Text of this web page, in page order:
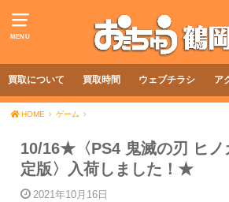
MENU
買取について 買取時間 ウェブチラシ ア
HOME ゲーム
10/16★〈PS4 鬼滅の刃 ヒノ
定版〉入荷しました！★
2021年10月16日